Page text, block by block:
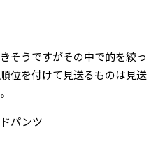
そうですがその中で的を絞っ
位を付けて見送るものは見送
パンツ